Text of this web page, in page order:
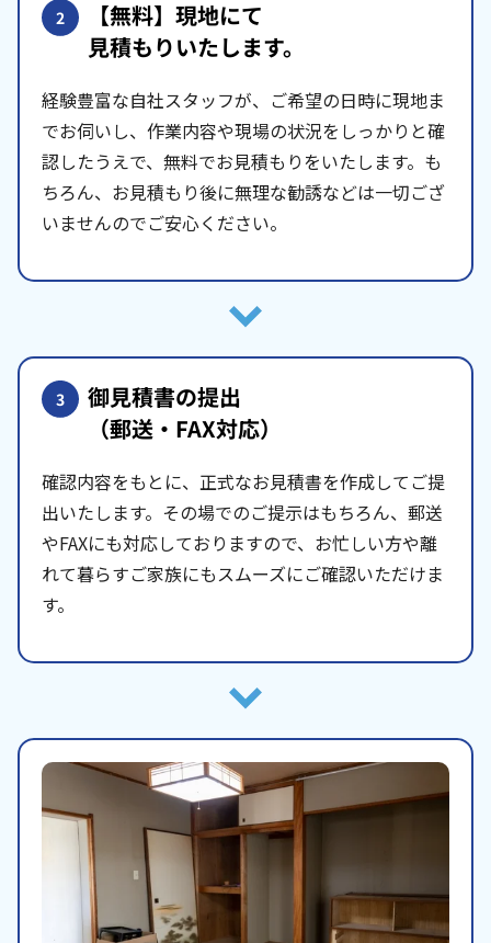
2 【無料】現地にて
見積もりいたします。
経験豊富な自社スタッフが、ご希望の日時に現地ま
でお伺いし、作業内容や現場の状況をしっかりと確
認したうえで、無料でお見積もりをいたします。も
ちろん、お見積もり後に無理な勧誘などは一切ござ
いませんのでご安心ください。
3 御見積書の提出
（郵送・FAX対応）
確認内容をもとに、正式なお見積書を作成してご提
出いたします。その場でのご提示はもちろん、郵送
やFAXにも対応しておりますので、お忙しい方や離
れて暮らすご家族にもスムーズにご確認いただけま
す。